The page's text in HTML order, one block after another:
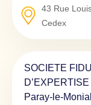
43 Rue
Cedex
SOCIETE
Paray-le-Monial